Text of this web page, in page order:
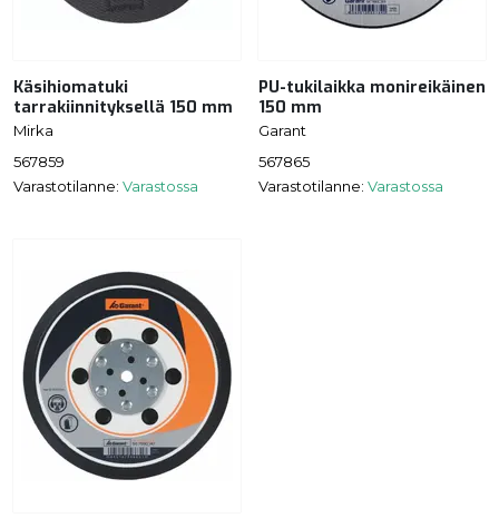
Käsihiomatuki
tarrakiinnityksellä 150 mm
Mirka
567859
Varastotilanne: Varastossa
PU-tukilaikka monireikäinen
150 mm
Garant
567865
Varastotilanne: Varastossa